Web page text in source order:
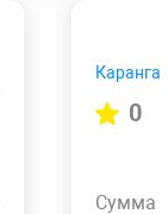
Каранга
0
Сумма